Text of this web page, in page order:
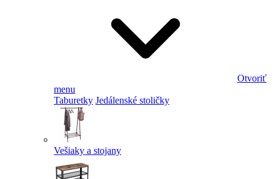
Otvoriť
menu
Taburetky Jedálenské stoličky
Vešiaky a stojany